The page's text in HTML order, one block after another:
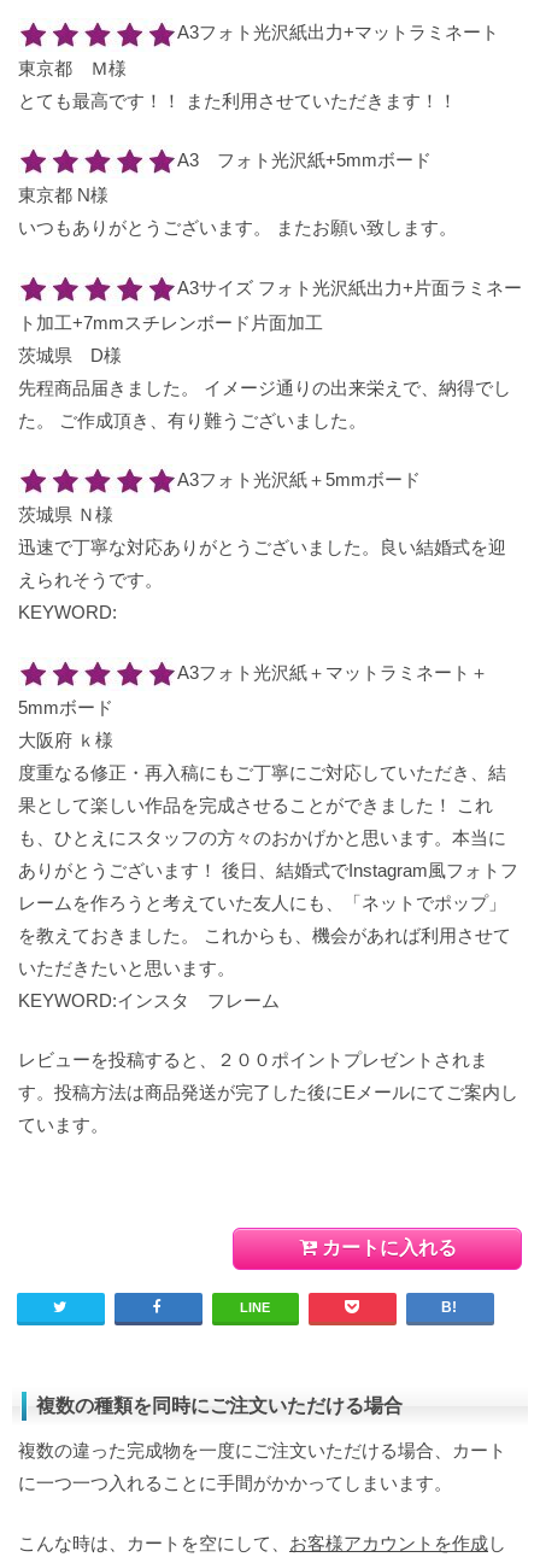
A3フォト光沢紙出力+マットラミネート
東京都 Ｍ様
とても最高です！！ また利用させていただきます！！
A3 フォト光沢紙+5mmボード
東京都 N様
いつもありがとうございます。 またお願い致します。
A3サイズ フォト光沢紙出力+片面ラミネー
ト加工+7mmスチレンボード片面加工
茨城県 D様
先程商品届きました。 イメージ通りの出来栄えで、納得でし
た。 ご作成頂き、有り難うございました。
A3フォト光沢紙＋5mmボード
茨城県 Ｎ様
迅速で丁寧な対応ありがとうございました。良い結婚式を迎
えられそうです。
KEYWORD:
A3フォト光沢紙＋マットラミネート＋
5mmボード
大阪府 ｋ様
度重なる修正・再入稿にもご丁寧にご対応していただき、結
果として楽しい作品を完成させることができました！ これ
も、ひとえにスタッフの方々のおかげかと思います。本当に
ありがとうございます！ 後日、結婚式でInstagram風フォトフ
レームを作ろうと考えていた友人にも、「ネットでポップ」
を教えておきました。 これからも、機会があれば利用させて
いただきたいと思います。
KEYWORD:インスタ フレーム
レビューを投稿すると、２００ポイントプレゼントされま
す。投稿方法は商品発送が完了した後にEメールにてご案内し
ています。
カートに入れる
LINE
複数の種類を同時にご注文いただける場合
複数の違った完成物を一度にご注文いただける場合、カート
に一つ一つ入れることに手間がかかってしまいます。
こんな時は、カートを空にして、 お客様アカウントを作成し